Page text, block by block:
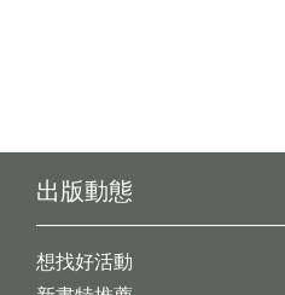
出版動態
想找好活動